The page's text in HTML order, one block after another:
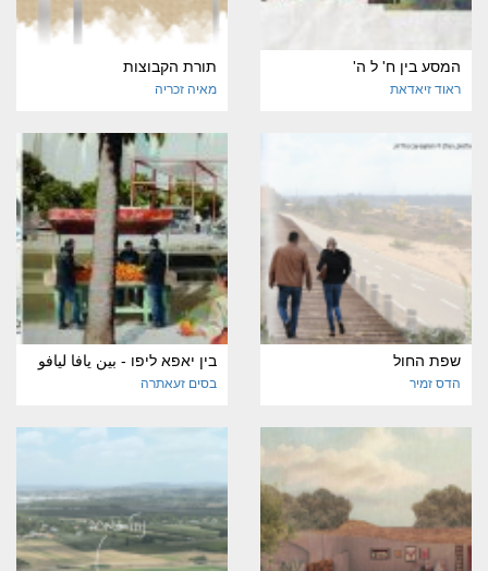
המסע בין ח' ל ה'
ראוד זיאדאת
תורת הקבוצות
מאיה זכריה
שפת החול
הדס זמיר
בין יאפא ליפו - بين يافا ليافو
בסים זעאתרה